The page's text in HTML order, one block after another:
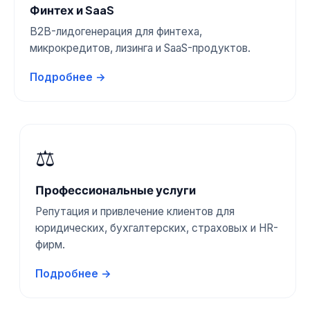
Финтех и SaaS
B2B-лидогенерация для финтеха,
микрокредитов, лизинга и SaaS-продуктов.
Подробнее →
⚖️
Профессиональные услуги
Репутация и привлечение клиентов для
юридических, бухгалтерских, страховых и HR-
фирм.
Подробнее →